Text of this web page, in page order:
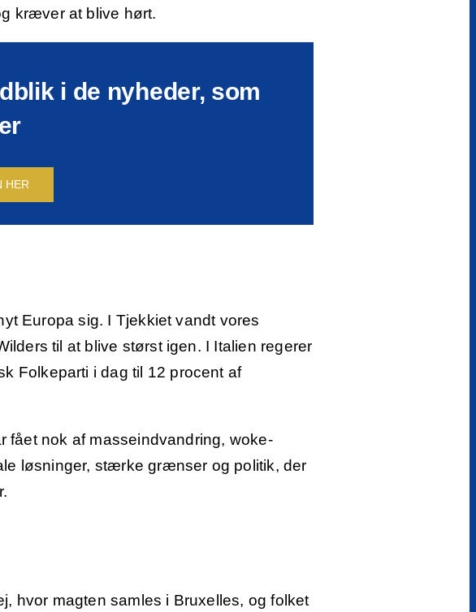
kræver at blive hørt.
i de nyheder, som
HER
Europa sig. I Tjekkiet vandt vores
til at blive størst igen. I Italien regerer
Folkeparti i dag til 12 procent af
fået nok af masseindvandring, woke-
løsninger, stærke grænser og politik, der
hvor magten samles i Bruxelles, og folket